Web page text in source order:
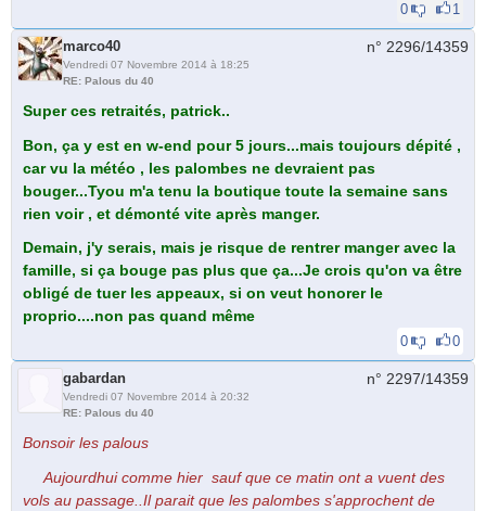
0 1
marco40
Vendredi 07 Novembre 2014 à 18:25
RE: Palous du 40
n° 2296/14359
Super ces retraités, patrick..
Bon, ça y est en w-end pour 5 jours...mais toujours dépité ,
car vu la météo , les palombes ne devraient pas
bouger...Tyou m'a tenu la boutique toute la semaine sans
rien voir , et démonté vite après manger.
Demain, j'y serais, mais je risque de rentrer manger avec la
famille, si ça bouge pas plus que ça...Je crois qu'on va être
obligé de tuer les appeaux, si on veut honorer le
proprio....non pas quand même
0 0
gabardan
Vendredi 07 Novembre 2014 à 20:32
RE: Palous du 40
n° 2297/14359
Bonsoir les palous
Aujourdhui comme hier sauf que ce matin ont a vuent des
vols au passage..Il parait que les palombes s'approchent de